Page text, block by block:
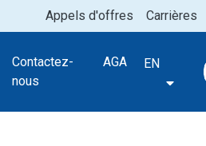
Carrières
Appels d'offres
Contactez-
nous
AGA EN